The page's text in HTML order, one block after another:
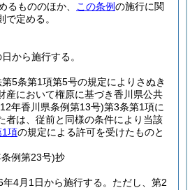
るもののほか、 この条例の施行に関
で定める。
から施行する。
5条第1項第5号の規定によりさぬき
産において権原に基づき香川県公共
年香川県条例第13号)第3条第1項に
者は、従前と同様の条件により当該
1項の規定による許可を受けたものと
条例第23号)抄
4月1日から施行する。 ただし、第2